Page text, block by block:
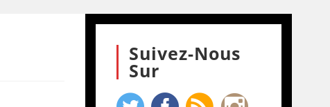
Suivez-Nous
Sur